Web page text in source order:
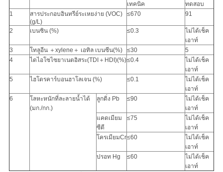
เทคนิค
ทดสอบ
1
สารประกอบอินทรีย์ระเหยง่าย (VOC)
(g/L)
≤670 91
2 เบนซิน (%) ≤0.3
ไม่ได้เช็ค
เอาท์
3
โทลูอีน ＋xylene＋ เอทิล เบนซีน(%) ≤30
5
4
ไดไอโซไซยาเนตอิสระ(TDI＋HDI)(%)≤0.4
ไม่ได้เช็ค
เอาท์
5
ไฮโดรคาร์บอนฮาโลเจน (%) ≤0.1
ไม่ได้เช็ค
เอาท์
6
โลหะหนักที่ละลายน้ำได้
(มก./กก.)
ลูกดิ่ง Pb ≤90
ไม่ได้เช็ค
เอาท์
แคดเมียม
ซีดี
≤75
ไม่ได้เช็ค
เอาท์
โครเมียมCr≤60
ไม่ได้เช็ค
เอาท์
ปรอท Hg
≤60
ไม่ได้เช็ค
เอาท์